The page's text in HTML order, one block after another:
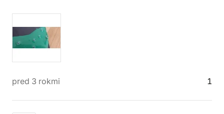
pred 3 rokmi 1